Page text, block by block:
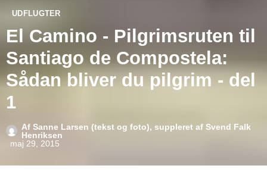
UDFLUGTER
El Camino - Pilgrimsruten til
Santiago de Compostela:
Sådan bliver du pilgrim - del
1
Af Sanne Larsen (tekst og foto), suppleret af Svend Falk
Henriksen
maj 29, 2015